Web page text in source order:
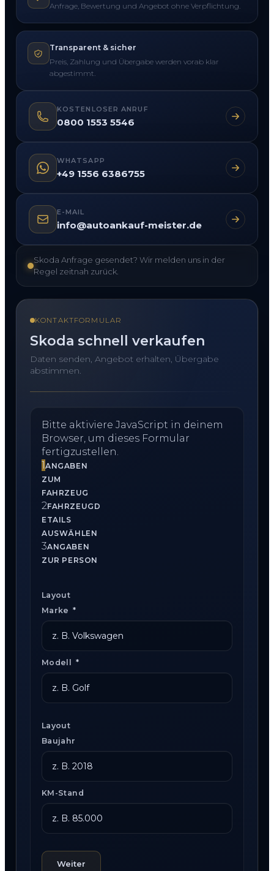
Anfrage, Bewertung und Angebot ohne Verpflichtung.
Transparent & sicher
Preis, Zahlung und Übergabe werden vorab klar
abgestimmt.
KOSTENLOSER ANRUF
0800 1553 5546
WHATSAPP
+49 1556 6386755
E-MAIL
info@autoankauf-meister.de
Skoda Anfrage gesendet? Wir melden uns in der
Regel zeitnah zurück.
KONTAKTFORMULAR
Skoda schnell verkaufen
Daten senden, Angebot erhalten, Übergabe
abstimmen.
Bitte aktiviere JavaScript in deinem
Browser, um dieses Formular
fertigzustellen.
1ANGABEN
ZUM
FAHRZEUG
2FAHRZEUGD
ETAILS
AUSWÄHLEN
3ANGABEN
ZUR PERSON
Layout
Marke *
Modell *
Layout
Baujahr
KM-Stand
Weiter